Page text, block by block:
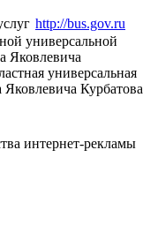
http://bus.gov.ru
универсальной
Яковлевича
универсальная
Курбатова
интернет-рекламы